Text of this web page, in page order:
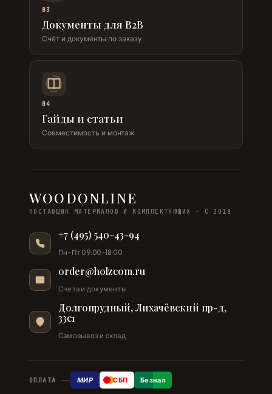
03
Документы для B2B
Счёт и документы по заказу
04
Гайды и статьи
Совместимость и монтаж
WOODONLINE
ПОСТАВЩИК МАТЕРИАЛОВ И КОМПЛЕКТУЮЩИХ · С 2018
+7 (495) 540-43-94
Пн–Пт 09:00–18:00
order@holzcom.ru
Счета и документы
Долгопрудный, Лихачёвский пр-д,
33с1
Самовывоз и склад
ОПЛАТА МИР СБП Безнал